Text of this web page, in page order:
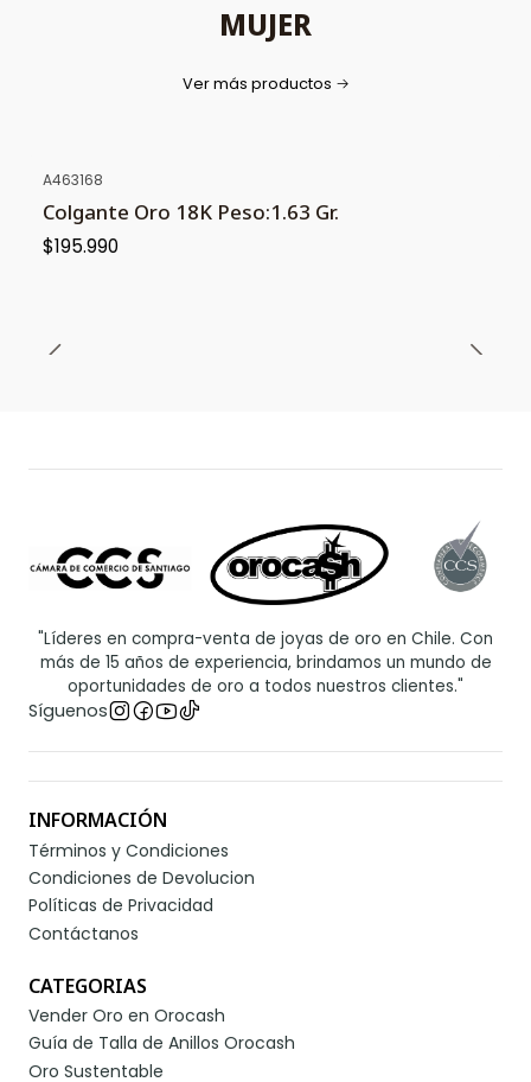
MUJER
Ver más productos
A463168
Colgante Oro 18K Peso:1.63 Gr.
$195.990
"Líderes en compra-venta de joyas de oro en Chile. Con
más de 15 años de experiencia, brindamos un mundo de
oportunidades de oro a todos nuestros clientes."
Síguenos
INFORMACIÓN
Términos y Condiciones
Condiciones de Devolucion
Políticas de Privacidad
Contáctanos
CATEGORIAS
Vender Oro en Orocash
Guía de Talla de Anillos Orocash
Oro Sustentable